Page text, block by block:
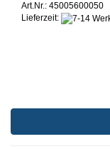
Art.Nr.: 45005600050
Lieferzeit: